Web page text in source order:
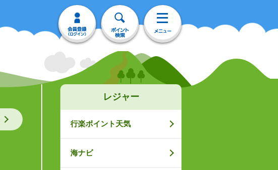
レジャー
行楽ポイント天気
海ナビ